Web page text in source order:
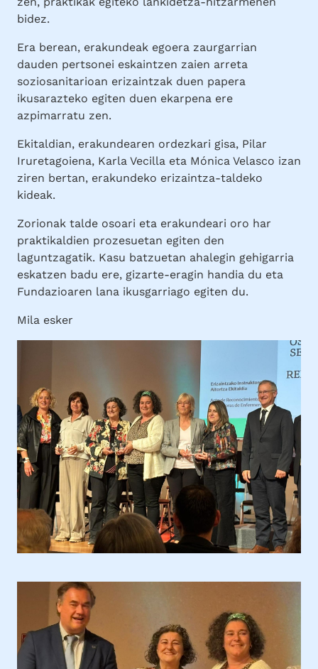
bidez.
Era berean, erakundeak egoera zaurgarrian
dauden pertsonei eskaintzen zaien arreta
soziosanitarioan erizaintzak duen papera
ikusarazteko egiten duen ekarpena ere
azpimarratu zen.
Ekitaldian, erakundearen ordezkari gisa, Pilar
Iruretagoiena, Karla Vecilla eta Mónica Velasco izan
ziren bertan, erakundeko erizaintza-taldeko
kideak.
Zorionak talde osoari eta erakundeari oro har
praktikaldien prozesuetan egiten den
laguntzagatik. Kasu batzuetan ahalegin gehigarria
eskatzen badu ere, gizarte-eragin handia du eta
Fundazioaren lana ikusgarriago egiten du.
Mila esker